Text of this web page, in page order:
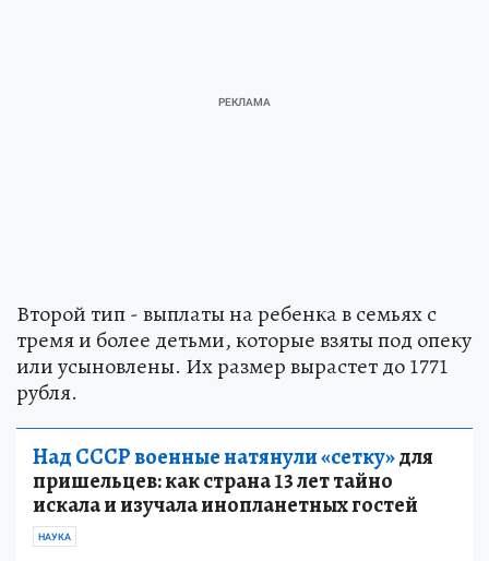
Второй тип - выплаты на ребенка в семьях с
тремя и более детьми, которые взяты под опеку
или усыновлены. Их размер вырастет до 1771
рубля.
Над СССР военные натянули «сетку»для
пришельцев: как страна 13 лет тайно
искала и изучала инопланетных гостей
НАУКА